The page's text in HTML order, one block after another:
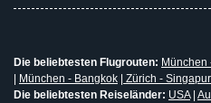
Die beliebtesten Flugrouten: München
München - Bangkok
Zürich - Singapur
Die beliebtesten Reiseländer: USA|